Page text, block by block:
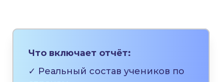
Что включает отчёт:
✓ Реальный состав учеников по